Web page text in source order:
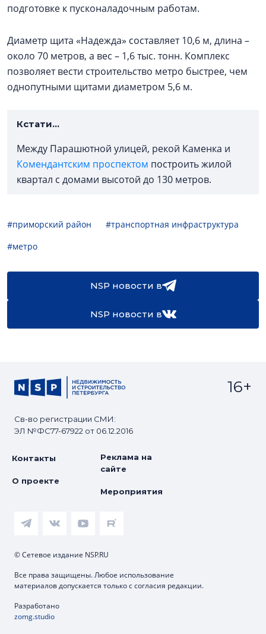
подготовке к пусконаладочным работам.
Диаметр щита «Надежда» составляет 10,6 м, длина –
около 70 метров, а вес – 1,6 тыс. тонн. Комплекс
позволяет вести строительство метро быстрее, чем
однопутными щитами диаметром 5,6 м.
Кстати...
Между Парашютной улицей, рекой Каменка и
Комендантским проспектом построить жилой
квартал с домами высотой до 130 метров.
#приморский район
#транспортная инфраструктура
#метро
NSP новости в
NSP новости в
Св-во регистрации СМИ:
ЭЛ №ФС77-67922 от 06.12.2016
16+
Контакты
О проекте
Реклама на
сайте
Мероприятия
© Сетевое издание NSP.RU
Все права защищены. Любое использование
материалов допускается только с согласия редакции.
Разработано
zomg.studio